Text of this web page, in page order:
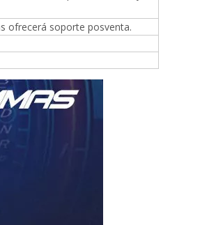
ofrecerá soporte posventa.